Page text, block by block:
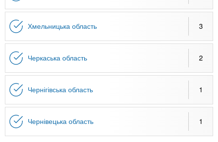
Хмельницька область 3
Черкаська область 2
Чернігівська область 1
Чернівецька область 1